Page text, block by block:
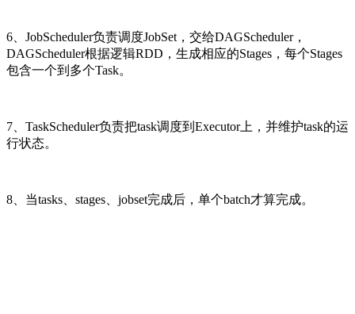
6、JobScheduler负责调度JobSet，交给DAGScheduler，
DAGScheduler根据逻辑RDD，生成相应的Stages，每个Stages
包含一个到多个Task。
7、TaskScheduler负责把task调度到Executor上，并维护task的运
行状态。
8、当tasks、stages、jobset完成后，单个batch才算完成。